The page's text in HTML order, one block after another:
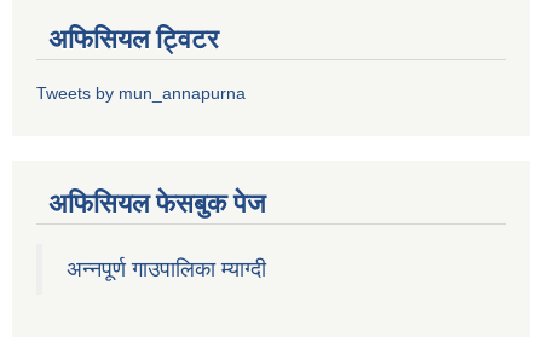
अफिसियल ट्विटर
Tweets by mun_annapurna
अफिसियल फेसबुक पेज
अन्नपूर्ण गाउपालिका म्याग्दी